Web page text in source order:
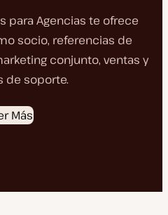
para Agencias te ofrece
socio, referencias de
conjunto, ventas y
de soporte.
Más